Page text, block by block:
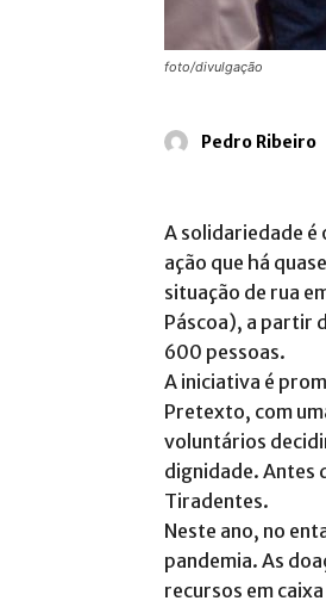
foto/divulgação
Pedro Ribeiro
A solidariedade é
ação que há
situação de rua
Páscoa), a partir
600 pessoas.
A iniciativa é
Pretexto, com
voluntários
dignidade. Antes
Tiradentes.
Neste ano, no
pandemia. As
recursos em